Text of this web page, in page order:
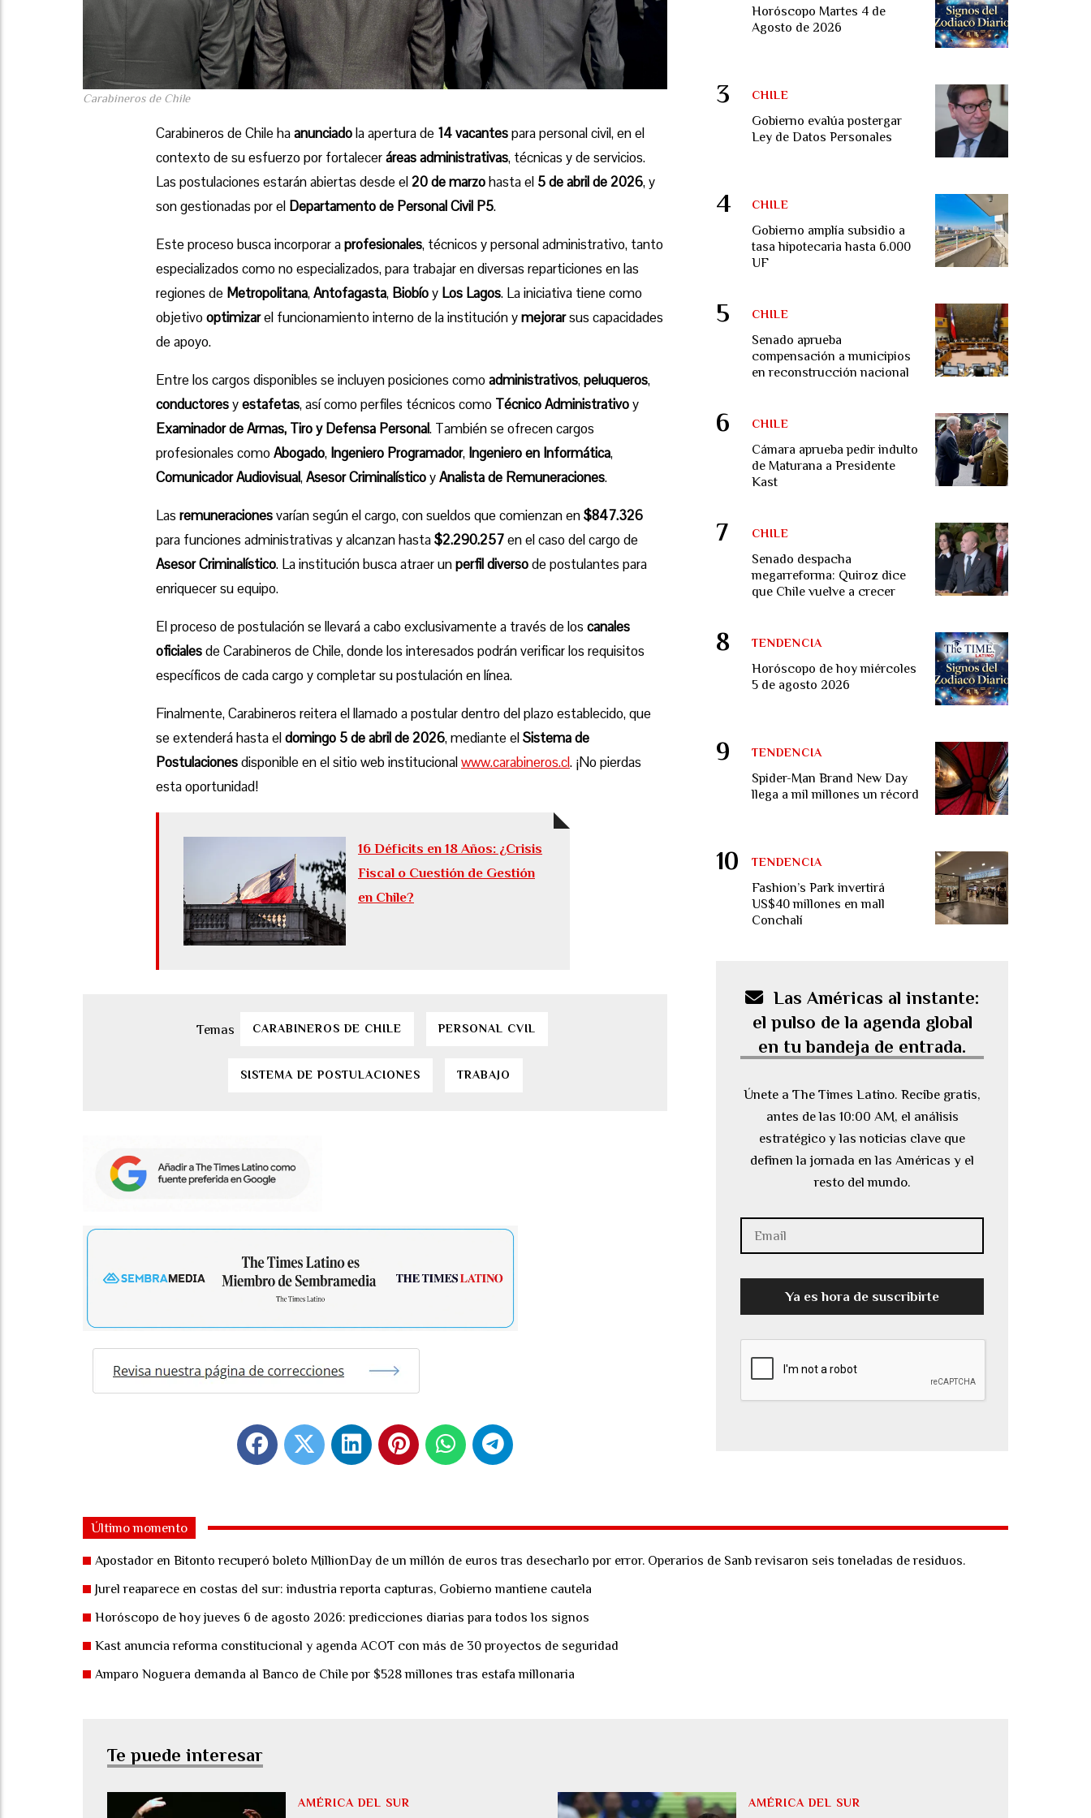
Carabineros de Chile
Carabineros de Chile haanunciadola apertura de 14 vacantespara personal civil, en el
contexto de su esfuerzo por fortaleceráreas administrativas, técnicas y de servicios.
Las postulaciones estarán abiertas desde el20 de marzohasta el 5 de abril de 2026, y
son gestionadas por el Departamento de Personal Civil P5.
Este proceso busca incorporar aprofesionales, técnicos y personal administrativo, tanto
especializados como no especializados, para trabajar en diversas reparticiones en las
regiones de Metropolitana,Antofagasta, Biobíoy Los Lagos. La iniciativa tiene como
objetivooptimizarel funcionamiento interno de la institución ymejorarsus capacidades
de apoyo.
Entre los cargos disponibles se incluyen posiciones comoadministrativos,peluqueros,
conductoresyestafetas, así como perfiles técnicos como Técnico Administrativoy
Examinador de Armas, Tiro y Defensa Personal. También se ofrecen cargos
profesionales comoAbogado, Ingeniero Programador, Ingeniero en Informática,
Comunicador Audiovisual,Asesor CriminalísticoyAnalista de Remuneraciones.
Las remuneracionesvarían según el cargo, con sueldos que comienzan en$847.326
para funciones administrativas y alcanzan hasta$2.290.257en el caso del cargo de
Asesor Criminalístico. La institución busca atraer unperfil diversode postulantes para
enriquecer su equipo.
El proceso de postulación se llevará a cabo exclusivamente a través de los canales
oficialesde Carabineros de Chile, donde los interesados podrán verificar los requisitos
específicos de cada cargo y completar su postulación en línea.
Finalmente, Carabineros reitera el llamado a postular dentro del plazo establecido, que
se extenderá hasta eldomingo 5 de abril de 2026, mediante elSistema de
Postulacionesdisponible en el sitio web institucionalwww.carabineros.cl. ¡No pierdas
esta oportunidad!
16 Déficits en 18 Años: ¿Crisis
Fiscal o Cuestión de Gestión
en Chile?
CARABINEROS DE CHILE PERSONAL CVIL
SISTEMA DE POSTULACIONES TRABAJO
Último momento
Apostador en Bitonto recuperó boleto MillionDay de un millón de euros tras desecharlo por error. Operarios de Sanb revisaron seis toneladas de residuos.
Jurel reaparece en costas del sur: industria reporta capturas, Gobierno mantiene cautela
Horóscopo de hoy jueves 6 de agosto 2026: predicciones diarias para todos los signos
Kast anuncia reforma constitucional y agenda ACOT con más de 30 proyectos de seguridad
Amparo Noguera demanda al Banco de Chile por $528 millones tras estafa millonaria
Te puede interesar
AMÉRICA DEL SUR AMÉRICA DEL SUR
Horóscopo Martes 4 de
Agosto de 2026
Gobierno evalúa postergar
Ley de Datos Personales
CHILE
Gobierno amplía subsidio a
tasa hipotecaria hasta 6.000
UF
CHILE
Senado aprueba
compensación a municipios
en reconstrucción nacional
CHILE
Cámara aprueba pedir indulto
de Maturana a Presidente
Kast
CHILE
Senado despacha
megarreforma: Quiroz dice
que Chile vuelve a crecer
CHILE
Horóscopo de hoy miércoles
5 de agosto 2026
TENDENCIA
Spider-Man Brand New Day
llega a mil millones un récord
TENDENCIA
Fashion’s Park invertirá
US$40 millones en mall
Conchalí
TENDENCIA
Las Américas al instante:
el pulso de la agenda global
en tu bandeja de entrada.
Únete a The Times Latino. Recibe gratis,
antes de las 10:00 AM, el análisis
estratégico y las noticias clave que
definen la jornada en las Américas y el
resto del mundo.
Ya es hora de suscribirte